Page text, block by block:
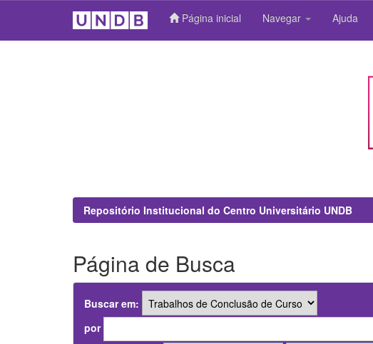
Página inicial Navegar Ajuda
Repositório Institucional do Centro Universitário UNDB
Página de Busca
Buscar em:
por